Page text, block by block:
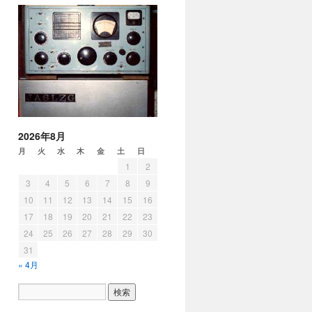
2026年8月
月 火 水 木 金 土 日
1
2
3
4 5 6 7 8
9
10
11 12 13 14 15
16
17
18 19 20 21 22
23
24
25 26 27 28 29
30
31
« 4月